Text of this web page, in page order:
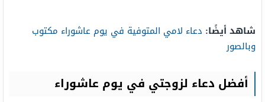
شاهد أيضًا: دعاء لامي المتوفية في يوم عاشوراء مكتوب
وبالصور
أفضل دعاء لزوجتي في يوم عاشوراء